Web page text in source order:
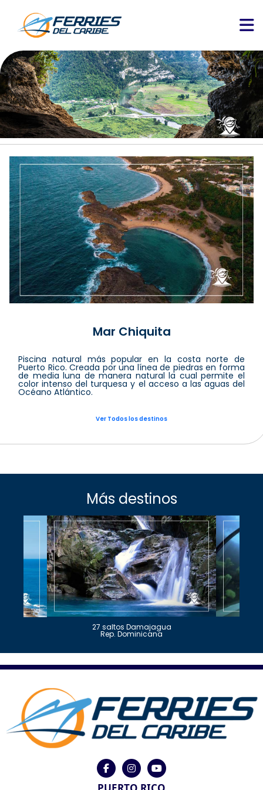
Mar Chiquita
Piscina natural más popular en la costa norte de
Puerto Rico. Creada por una línea de piedras en forma
de media luna de manera natural la cual permite el
color intenso del turquesa y el acceso a las aguas del
Océano Atlántico.
Ver Todos los destinos
Más destinos
27 saltos Damajagua
Rep. Dominicana